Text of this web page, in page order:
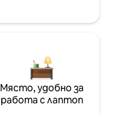
Място, удобно за
работа с лаптоп